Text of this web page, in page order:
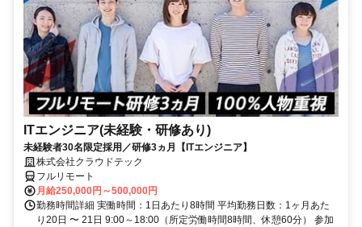
ITエンジニア(未経験・研修あり)
未経験者30名限定採用／研修3ヵ月【ITエンジニア】
株式会社クラウドテック
フルリモート
月給250,000円～500,000円
勤務時間詳細 実働時間：1日あたり8時間 平均勤務日数：1ヶ月あた
り20日 〜 21日 9:00～18:00（所定労働時間8時間、休憩60分） 参加